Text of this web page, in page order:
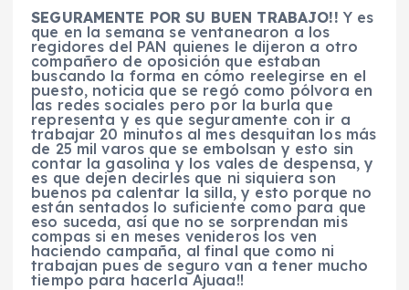
SEGURAMENTE POR SU BUEN TRABAJO!! Y es
que en la semana se ventanearon a los
regidores del PAN quienes le dijeron a otro
compañero de oposición que estaban
buscando la forma en cómo reelegirse en el
puesto, noticia que se regó como pólvora en
las redes sociales pero por la burla que
representa y es que seguramente con ir a
trabajar 20 minutos al mes desquitan los más
de 25 mil varos que se embolsan y esto sin
contar la gasolina y los vales de despensa, y
es que dejen decirles que ni siquiera son
buenos pa calentar la silla, y esto porque no
están sentados lo suficiente como para que
eso suceda, así que no se sorprendan mis
compas si en meses venideros los ven
haciendo campaña, al final que como ni
trabajan pues de seguro van a tener mucho
tiempo para hacerla Ajuaa!!